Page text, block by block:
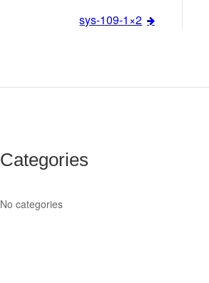
sys-109-1×2
Categories
No categories